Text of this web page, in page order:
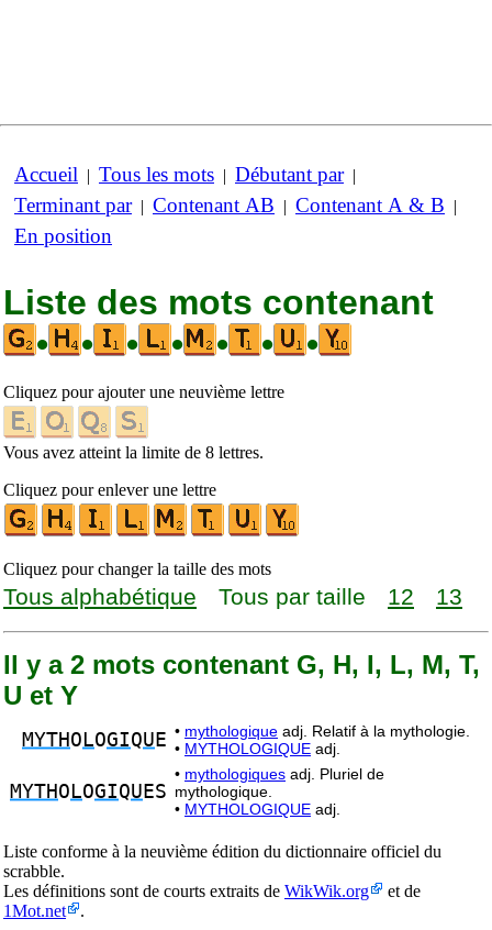
Accueil | Tous les mots | Débutant par|
Terminant par| Contenant AB | Contenant A & B |
En position
Liste des mots contenant
•
• • • • • •
Cliquez pour ajouter une neuvième lettre
Vous avez atteint la limite de 8 lettres.
Cliquez pour enlever une lettre
Cliquez pour changer la taille des mots
Tous alphabétique Tous par taille 12 13
Il y a 2 mots contenant G, H, I, L, M, T,
U et Y
MYTH O LOGIQU E • mythologique adj. Relatif à la mythologie.
• MYTHOLOGIQUE adj.
MYTH O LOGIQU ES
• mythologiques adj. Pluriel de
mythologique.
• MYTHOLOGIQUE adj.
Liste conforme à la neuvième édition du dictionnaire officiel du
scrabble.
Les définitions sont de courts extraits de WikWik.org
et de
1Mot.net
.